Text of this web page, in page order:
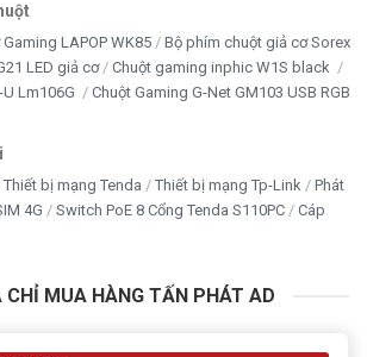
Gaming LAPOP WK85
Bộ phím chuột giả cơ Sorex
LED giả cơ
Chuột gaming inphic W1S black
Lm106G
Chuột Gaming G-Net GM103 USB RGB
Thiết bị mạng Tenda Thiết bị mạng Tp-Link
Phát
4G
Switch PoE 8 Cổng Tenda S110PC
Cáp
CHỈ MUA HÀNG TẤN PHÁT AD